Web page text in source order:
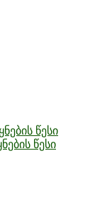
წესი
წესი